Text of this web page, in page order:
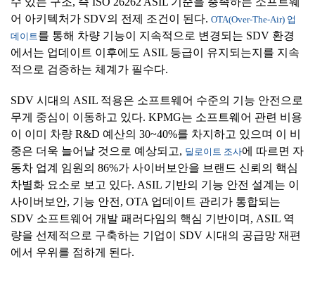
어 아키텍처가 SDV의 전제 조건이 된다. OTA(Over-The-Air) 업
데이트 를 통해 차량 기능이 지속적으로 변경되는 SDV 환경
에서는 업데이트 이후에도 ASIL 등급이 유지되는지를 지속
적으로 검증하는 체계가 필수다.
SDV 시대의 ASIL 적용은 소프트웨어 수준의 기능 안전으로
무게 중심이 이동하고 있다. KPMG는 소프트웨어 관련 비용
이 이미 차량 R&D 예산의 30~40%를 차지하고 있으며 이 비
중은 더욱 늘어날 것으로 예상되고, 딜로이트 조사에 따르면 자
동차 업계 임원의 86%가 사이버보안을 브랜드 신뢰의 핵심
차별화 요소로 보고 있다. ASIL 기반의 기능 안전 설계는 이
사이버보안, 기능 안전, OTA 업데이트 관리가 통합되는
SDV 소프트웨어 개발 패러다임의 핵심 기반이며, ASIL 역
량을 선제적으로 구축하는 기업이 SDV 시대의 공급망 재편
에서 우위를 점하게 된다.